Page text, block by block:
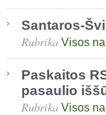
Santaros-
Rubrika Visos
Paskaitos
pasaulio
Rubrika Visos